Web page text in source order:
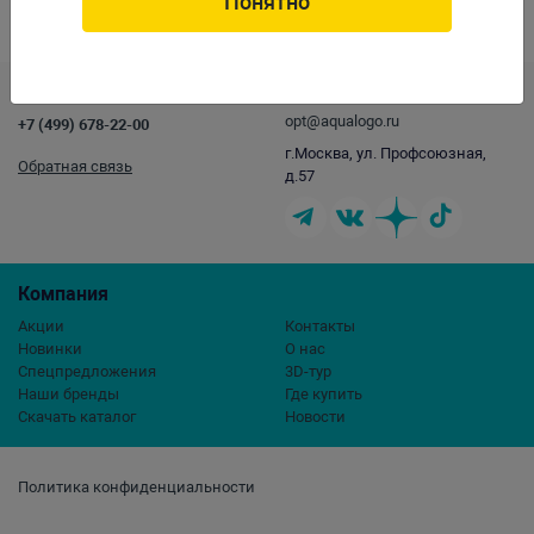
корпуса является теплообменником. Вес: 13,74 кг. Упаковка: по 1 шт
Политика конфиденциальности
Компания
Акции
Новинки
Спецпредложения
Наши бренды
Скачать каталог
Контакты
О нас
3D-тур
Где купить
Новости
+7 (499) 678-22-00
Обратная связь
opt@aqualogo.ru
г.Москва, ул. Профсоюзная,
д.57